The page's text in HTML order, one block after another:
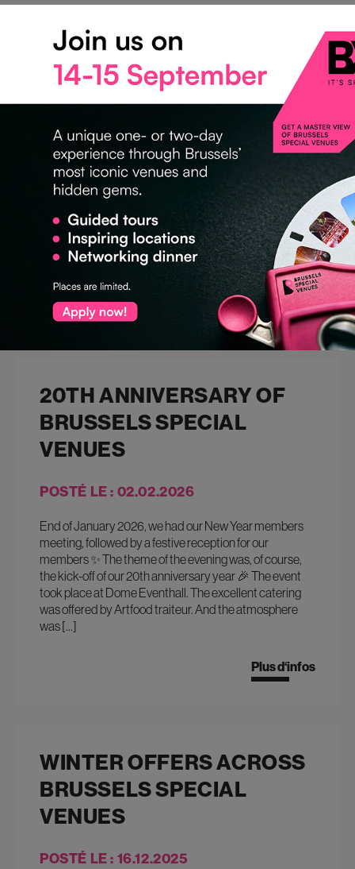
SEE YOU AT IMEX
FRANKFURT 2026
POSTÉ LE : 07.05.2026
Why the biggest meetings and events show in Europe is
worth your time (and where to find us at IMEX Frankfurt
2026). The biggest meeting of the meetings industry
From 19 to 21 May 2026, Messe Frankfurt transforms
once again into the largest gathering of the global MICE
community. IMEX Frankfurt is where the industry […]
Plus d‘infos
20TH ANNIVERSARY OF
BRUSSELS SPECIAL
VENUES
POSTÉ LE : 02.02.2026
End of January 2026, we had our New Year members
meeting, followed by a festive reception for our
members ✨ The theme of the evening was, of course,
the kick-off of our 20th anniversary year 🎉 The event
took place at Dome Eventhall. The excellent catering
was offered by Artfood traiteur. And the atmosphere
was […]
Plus d‘infos
WINTER OFFERS ACROSS
BRUSSELS SPECIAL
VENUES
POSTÉ LE : 16.12.2025